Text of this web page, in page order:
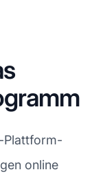
Plattform-
online